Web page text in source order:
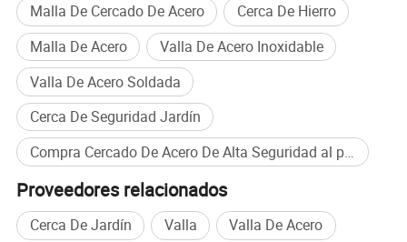
Malla De Cercado De Acero
Cerca De Hierro
Malla De Acero
Valla De Acero Inoxidable
Valla De Acero Soldada
Cerca De Seguridad Jardín
Compra Cercado De Acero De Alta Seguridad al por mayor
Proveedores relacionados
Cerca De Jardín Valla Valla De Acero